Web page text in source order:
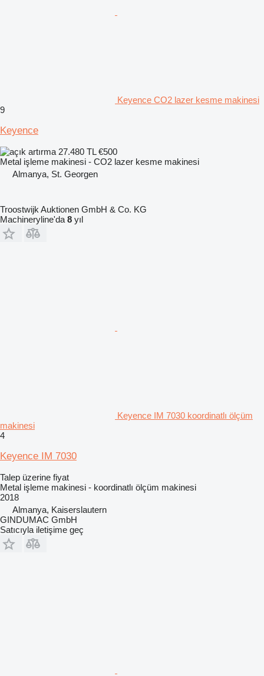
Keyence CO2 lazer kesme makinesi
9
Keyence
27.480 TL€500
Metal işleme makinesi - CO2 lazer kesme makinesi
Almanya, St. Georgen
Troostwijk Auktionen GmbH & Co. KG
Machineryline'da 8 yıl
Keyence IM 7030 koordinatlı ölçüm
makinesi
4
Keyence IM 7030
Talep üzerine fiyat
Metal işleme makinesi - koordinatlı ölçüm makinesi
2018
Almanya, Kaiserslautern
GINDUMAC GmbH
Satıcıyla iletişime geç